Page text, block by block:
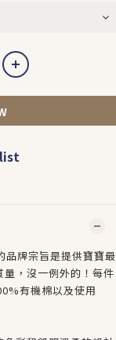
牌宗旨是提供寶寶最
，沒一例外的！每件
有機棉以及使用